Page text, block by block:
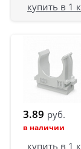
купить в 1
3.89 руб.
в наличии
купить в 1